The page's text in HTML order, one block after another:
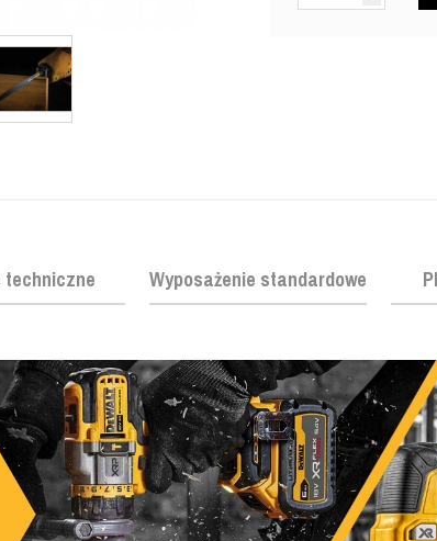
techniczne Wyposażenie standardowe